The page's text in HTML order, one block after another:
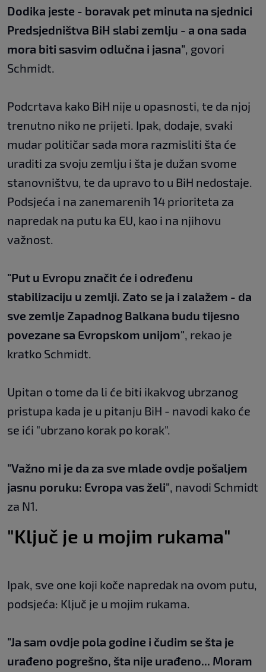
Dodika jeste - boravak pet minuta na sjednici
Predsjedništva BiH slabi zemlju - a ona sada
mora biti sasvim odlučna i jasna", govori
Schmidt.
Podcrtava kako BiH nije u opasnosti, te da njoj
trenutno niko ne prijeti. Ipak, dodaje, svaki
mudar političar sada mora razmisliti šta će
uraditi za svoju zemlju i šta je dužan svome
stanovništvu, te da upravo to u BiH nedostaje.
Podsjeća i na zanemarenih 14 prioriteta za
napredak na putu ka EU, kao i na njihovu
važnost.
"Put u Evropu značit će i određenu
stabilizaciju u zemlji. Zato se ja i zalažem - da
sve zemlje Zapadnog Balkana budu tijesno
povezane sa Evropskom unijom", rekao je
kratko Schmidt.
Upitan o tome da li će biti ikakvog ubrzanog
pristupa kada je u pitanju BiH - navodi kako će
se ići "ubrzano korak po korak".
"Važno mi je da za sve mlade ovdje pošaljem
jasnu poruku: Evropa vas želi", navodi Schmidt
za N1.
"Ključ je u mojim rukama"
Ipak, sve one koji koče napredak na ovom putu,
podsjeća: Ključ je u mojim rukama.
"Ja sam ovdje pola godine i čudim se šta je
urađeno pogrešno, šta nije urađeno... Moram